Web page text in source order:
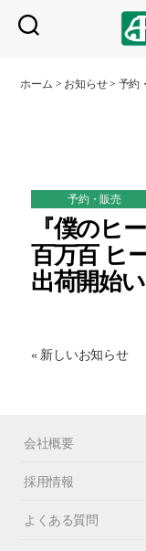
ホーム > お知らせ> 予約
予約・販売
『僕のヒ
百万百 ヒ
出荷開始
« 新しいお知らせ
会社概要
採用情報
よくある質問